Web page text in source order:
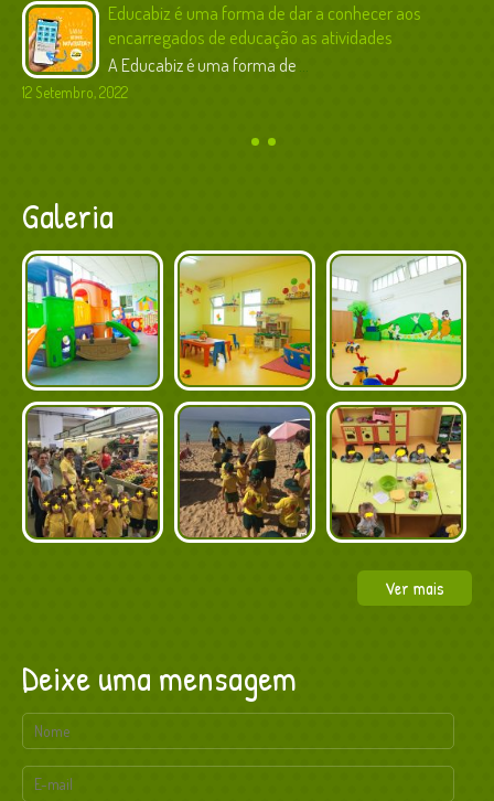
Educabiz é uma forma de dar a conhecer aos
encarregados de educação as atividades
A Educabiz é uma forma de
12 Setembro, 2022
Galeria
Ver mais
Deixe uma mensagem